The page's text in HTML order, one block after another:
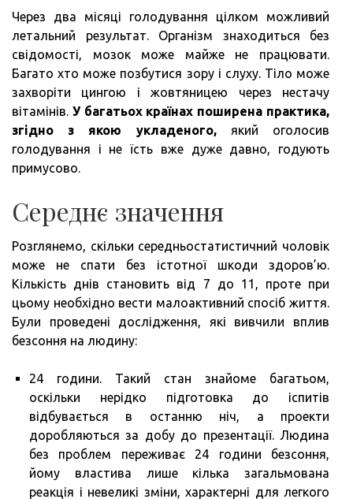
Через два місяці голодування цілком можливий
летальний результат. Організм знаходиться без
свідомості, мозок може майже не працювати.
Багато хто може позбутися зору і слуху. Тіло може
захворіти цингою і жовтяницею через нестачу
вітамінів. У багатьох країнах поширена практика,
згідно з якою укладеного,який оголосив
голодування і не їсть вже дуже давно, годують
примусово.
Середнє значення
Розглянемо, скільки середньостатистичний чоловік
може не спати без істотної шкоди здоров’ю.
Кількість днів становить від 7 до 11, проте при
цьому необхідно вести малоактивний спосіб життя.
Були проведені дослідження, які вивчили вплив
безсоння на людину:
24 години. Такий стан знайоме багатьом,
оскільки нерідко підготовка до іспитів
відбувається в останню ніч, а проекти
доробляються за добу до презентації. Людина
без проблем переживає 24 години безсоння,
йому властива лише кілька загальмована
реакція і невеликі зміни, характерні для легкого